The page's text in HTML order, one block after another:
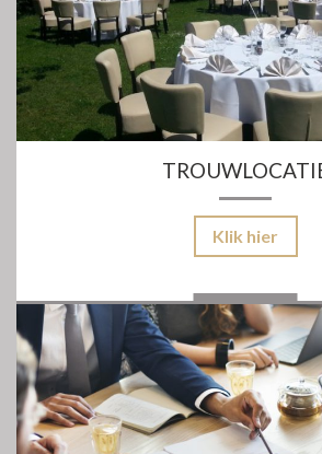
Klik hier